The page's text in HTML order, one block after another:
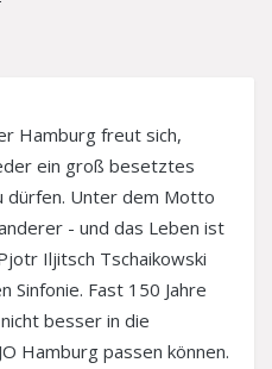
Hamburg freut sich,
ein groß besetztes
dürfen. Unter dem Motto
- und das Leben ist
Iljitsch Tschaikowski
Fast 150 Jahre
besser in die
Hamburg passen können.